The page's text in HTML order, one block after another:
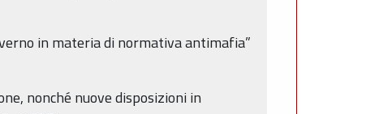
in materia di normativa antimafia”
nonché nuove disposizioni in